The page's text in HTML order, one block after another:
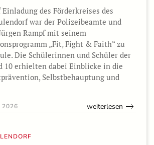
des Förderkreises des
war der Polizeibeamte und
Rampf mit seinem
„Fit, Fight & Faith“ zu
Die Schülerinnen und Schüler der
10 erhielten dabei Einblicke in die
Selbstbehauptung und
2026 weiterlesen